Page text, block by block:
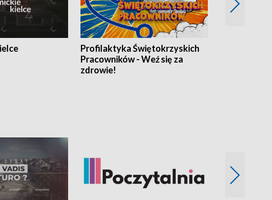
Profilaktyka Świętokrzyskich
Pracowników - Weź się za
zdrowie!